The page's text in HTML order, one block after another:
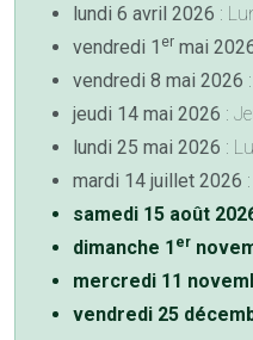
lundi 6 avril 2026 :
vendredi 1 er mai
vendredi 8 mai 2026
jeudi 14 mai 2026 :
lundi 25 mai 2026 :
mardi 14 juillet 2026
samedi 15 août
dimanche 1 er
mercredi 11
vendredi 25